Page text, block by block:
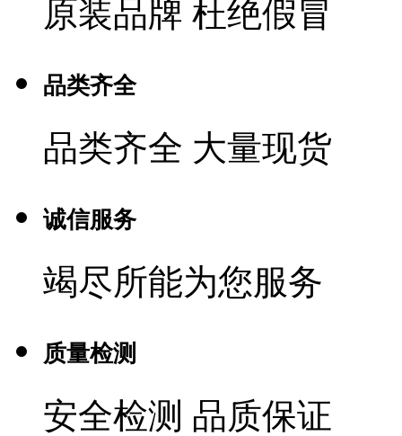
原装品牌 杜绝假冒
品类齐全
品类齐全 大量现货
诚信服务
竭尽所能为您服务
质量检测
安全检测 品质保证